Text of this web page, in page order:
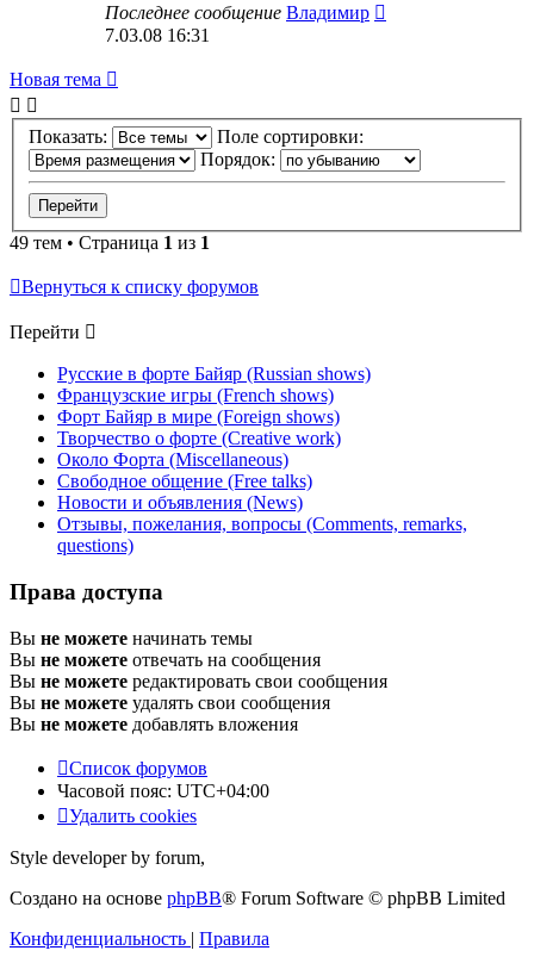
Последнее сообщение Владимир
7.03.08 16:31
Новая тема
Показать:
Поле сортировки:
Порядок:
49 тем • Страница 1 из 1
Вернуться к списку форумов
Перейти
Русские в форте Байяр (Russian shows)
Французские игры (French shows)
Форт Байяр в мире (Foreign shows)
Творчество о форте (Creative work)
Около Форта (Miscellaneous)
Свободное общение (Free talks)
Новости и объявления (News)
Отзывы, пожелания, вопросы (Comments, remarks,
questions)
Права доступа
Вы не можете начинать темы
Вы не можете отвечать на сообщения
Вы не можете редактировать свои сообщения
Вы не можете удалять свои сообщения
Вы не можете добавлять вложения
Список форумов
Часовой пояс: UTC+04:00
Удалить cookies
Style developer by forum,
Создано на основе phpBB® Forum Software © phpBB Limited
Конфиденциальность | Правила